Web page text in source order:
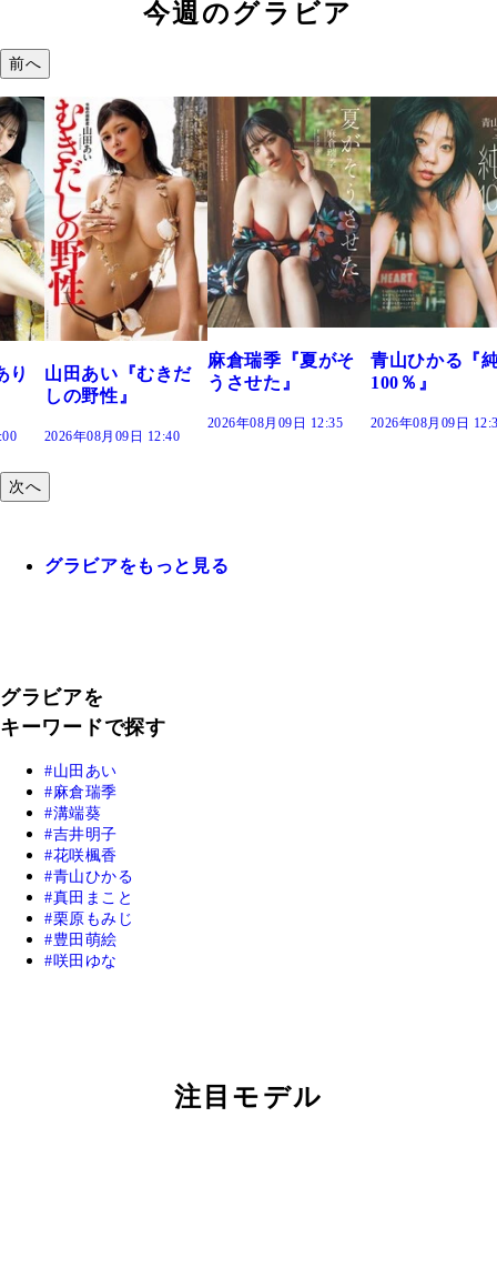
今週のグラビア
前へ
だ
麻倉瑞季『夏がそ
うさせた』
青山ひかる『純度
100％』
2026年08月09日 12:30
溝端 葵『もう
つの、あおい
で。』
2026年08月09日
次へ
グラビアをもっと見る
グラビアを
キーワードで探す
山田あい
麻倉瑞季
溝端葵
吉井明子
花咲楓香
青山ひかる
真田まこと
栗原もみじ
豊田萌絵
咲田ゆな
注目モデル